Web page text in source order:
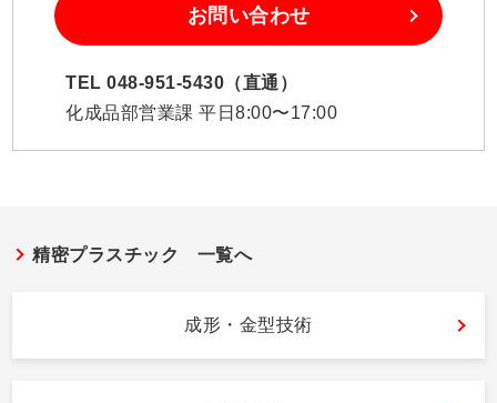
お問い合わせ
TEL 048-951-5430（直通）
化成品部営業課 平日8:00〜17:00
精密プラスチック 一覧へ
成形・金型技術